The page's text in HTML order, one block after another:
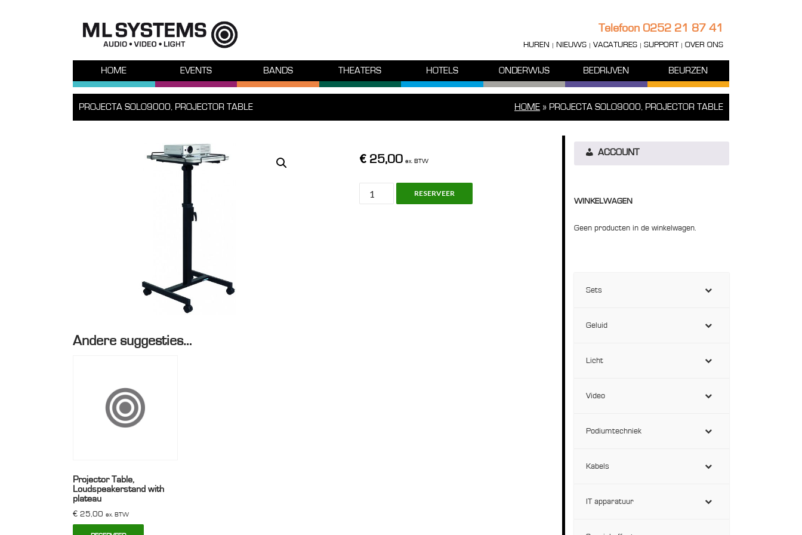
Telefoon 0252 21 87 41
HUREN NIEUWS VACATURES SUPPORT OVER ONS
HOME EVENTS BANDS THEATERS HOTELS ONDERWIJS BEDRIJVEN BEURZEN
PROJECTA SOLO9000, PROJECTOR TABLE HOME » PROJECTA SOLO9000, PROJECTOR TABLE
€ 25,00 ex. BTW
Projecta
Solo9000,
RESERVEER
Andere suggesties…
Projector Table,
Loudspeakerstand with
plateau
€ 25,00 ex. BTW
ACCOUNT
WINKELWAGEN
Geen producten in de winkelwagen.
Sets
Geluid
Licht
Video
Podiumtechniek
Kabels
IT apparatuur